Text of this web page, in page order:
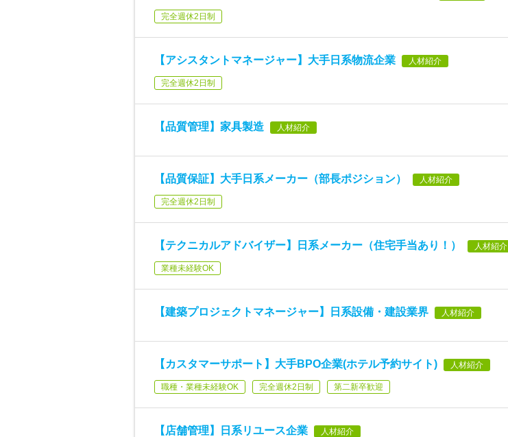
完全週休2日制
【アシスタントマネージャー】大手日系物流企業 人材紹介
完全週休2日制
【品質管理】家具製造 人材紹介
【品質保証】大手日系メーカー（部長ポジション） 人材紹介
完全週休2日制
【テクニカルアドバイザー】日系メーカー（住宅手当あり！） 人材紹介
業種未経験OK
【建築プロジェクトマネージャー】日系設備・建設業界 人材紹介
【カスタマーサポート】大手BPO企業(ホテル予約サイト) 人材紹介
職種・業種未経験OK 完全週休2日制 第二新卒歓迎
【店舗管理】日系リユース企業 人材紹介